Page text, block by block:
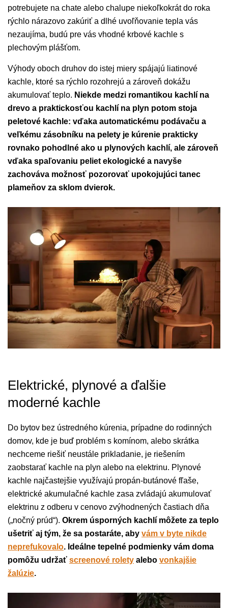
potrebujete na chate alebo chalupe niekoľkokrát do roka
rýchlo nárazovo zakúriť a dlhé uvoľňovanie tepla vás
nezaujíma, budú pre vás vhodné krbové kachle s
plechovým plášťom.
Výhody oboch druhov do istej miery spájajú liatinové
kachle, ktoré sa rýchlo rozohrejú a zároveň dokážu
akumulovať teplo. Niekde medzi romantikou kachlí na
drevo a praktickosťou kachlí na plyn potom stoja
peletové kachle: vďaka automatickému podávaču a
veľkému zásobníku na pelety je kúrenie prakticky
rovnako pohodlné ako u plynových kachlí, ale zároveň
vďaka spaľovaniu peliet ekologické a navyše
zachováva možnosť pozorovať upokojujúci tanec
plameňov za sklom dvierok.
Elektrické, plynové a ďalšie
moderné kachle
Do bytov bez ústredného kúrenia, prípadne do rodinných
domov, kde je buď problém s komínom, alebo skrátka
nechceme riešiť neustále prikladanie, je riešením
zaobstarať kachle na plyn alebo na elektrinu. Plynové
kachle najčastejšie využívajú propán-butánové fľaše,
elektrické akumulačné kachle zasa zvládajú akumulovať
elektrinu z odberu v cenovo zvýhodnených častiach dňa
(„nočný prúd“). Okrem úsporných kachlí môžete za teplo
ušetriť aj tým, že sa postaráte, aby vám v byte nikde
neprefukovalo. Ideálne tepelné podmienky vám doma
pomôžu udržať screenové rolety alebo vonkajšie
žalúzie.